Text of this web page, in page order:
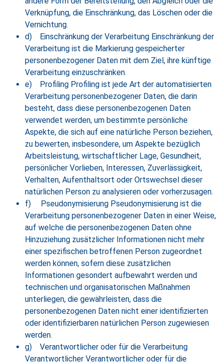
Verknüpfung, die Einschränkung, das Löschen oder die
Vernichtung.
d) Einschränkung der Verarbeitung Einschränkung der
Verarbeitung ist die Markierung gespeicherter
personenbezogener Daten mit dem Ziel, ihre künftige
Verarbeitung einzuschränken.
e) Profiling Profiling ist jede Art der automatisierten
Verarbeitung personenbezogener Daten, die darin
besteht, dass diese personenbezogenen Daten
verwendet werden, um bestimmte persönliche
Aspekte, die sich auf eine natürliche Person beziehen,
zu bewerten, insbesondere, um Aspekte bezüglich
Arbeitsleistung, wirtschaftlicher Lage, Gesundheit,
persönlicher Vorlieben, Interessen, Zuverlässigkeit,
Verhalten, Aufenthaltsort oder Ortswechsel dieser
natürlichen Person zu analysieren oder vorherzusagen.
f) Pseudonymisierung Pseudonymisierung ist die
Verarbeitung personenbezogener Daten in einer Weise,
auf welche die personenbezogenen Daten ohne
Hinzuziehung zusätzlicher Informationen nicht mehr
einer spezifischen betroffenen Person zugeordnet
werden können, sofern diese zusätzlichen
Informationen gesondert aufbewahrt werden und
technischen und organisatorischen Maßnahmen
unterliegen, die gewährleisten, dass die
personenbezogenen Daten nicht einer identifizierten
oder identifizierbaren natürlichen Person zugewiesen
werden.
g) Verantwortlicher oder für die Verarbeitung
Verantwortlicher Verantwortlicher oder für die